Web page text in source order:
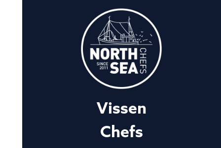
Vissen
Chefs